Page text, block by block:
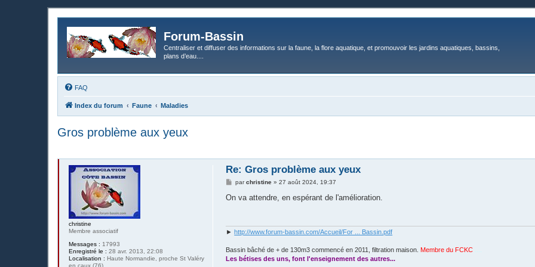
Forum-Bassin
Centraliser et diffuser des informations sur la faune, la flore aquatique, et promouvoir les jardins aquatiques, bassins,
plans d’eau....
FAQ
Index du forum Faune Maladies
Gros problème aux yeux
christine
Membre associatif
Messages : 17993
Enregistré le : 28 avr. 2013, 22:08
Localisation : Haute Normandie, proche St Valéry
en caux (76)
Re: Gros problème aux yeux
M
s
parchristine »27 août 2024, 19:37
On va attendre, en espérant de l'amélioration.
► http://www.forum-bassin.com/Accueil/For ... Bassin.pdf
Bassin bâché de + de 130m3 commencé en 2011, filtration maison. Membre du FCKC
Les bétises des uns, font l'enseignement des autres...